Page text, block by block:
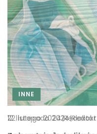
INNE
6 stycznia 2026|
INNE
22 lutego 2024|
INNE
12 listopada 2024|